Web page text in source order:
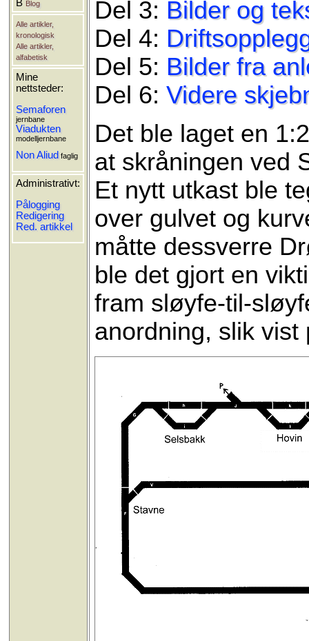
B Blog
Alle artikler,
kronologisk
Alle artikler,
alfabetisk
Mine
nettsteder:
Semaforen
jernbane
Viadukten
modelljernbane
Non Aliud faglig
Administrativt:
Pålogging
Redigering
Red. artikkel
Del 3: Bilder og
Del 4:
Del 5: Bilder fra
Del 6: Videre
Det ble laget en
at skråningen ved
Et nytt utkast ble
over gulvet og
måtte dessverre
ble det gjort en
fram sløyfe-til-
anordning, slik vist